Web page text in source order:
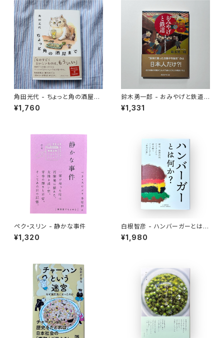
角田光代 - ちょっと角の酒屋ま
で
¥1,760
鈴木勇一郎 - おみやげと鉄道
「名物」が語る日本近代史
¥1,331
ペク・スリン - 静かな事件
¥1,320
白根智彦 - ハンバーガーとは何
か？
¥1,980